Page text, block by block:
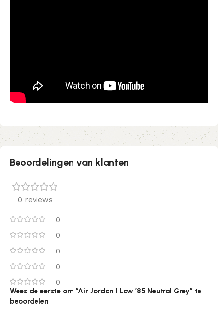
Beoordelingen van klanten
0 reviews
0
0
0
0
0
Wees de eerste om “Air Jordan 1 Low ’85 Neutral Grey” te
beoordelen